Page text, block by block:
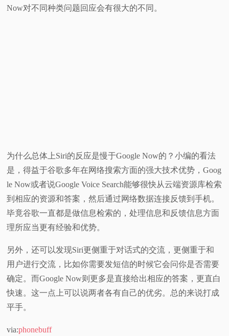
Now对不同种类问题回应会有很大的不同。
为什么总体上Siri的反应是慢于Google Now的？小编的看法
是，得益于谷歌多年在网络搜索方面的强大技术优势，Goog
le Now或者说Google Voice Search能够很快从云端资源库检索
到相应的资源和答案，然后通过网络数据连接反馈到手机。
毕竟谷歌一直都是做信息检索的，处理信息和反馈信息方面
理所应当更有经验和优势。
另外，还可以发现Siri更侧重于对话式的交流，更侧重于和
用户进行交流，比如你需要发短信的时候它会问你是否需要
确定。而Google Now则更多是直接给出相应的答案，更直白
快速。这一点上可以说两者各有自己的优劣。总的来说打成
平手。
via:phonebuff